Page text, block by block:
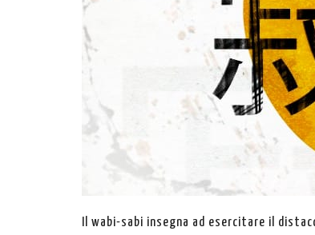
Il wabi-sabi insegna ad esercitare il